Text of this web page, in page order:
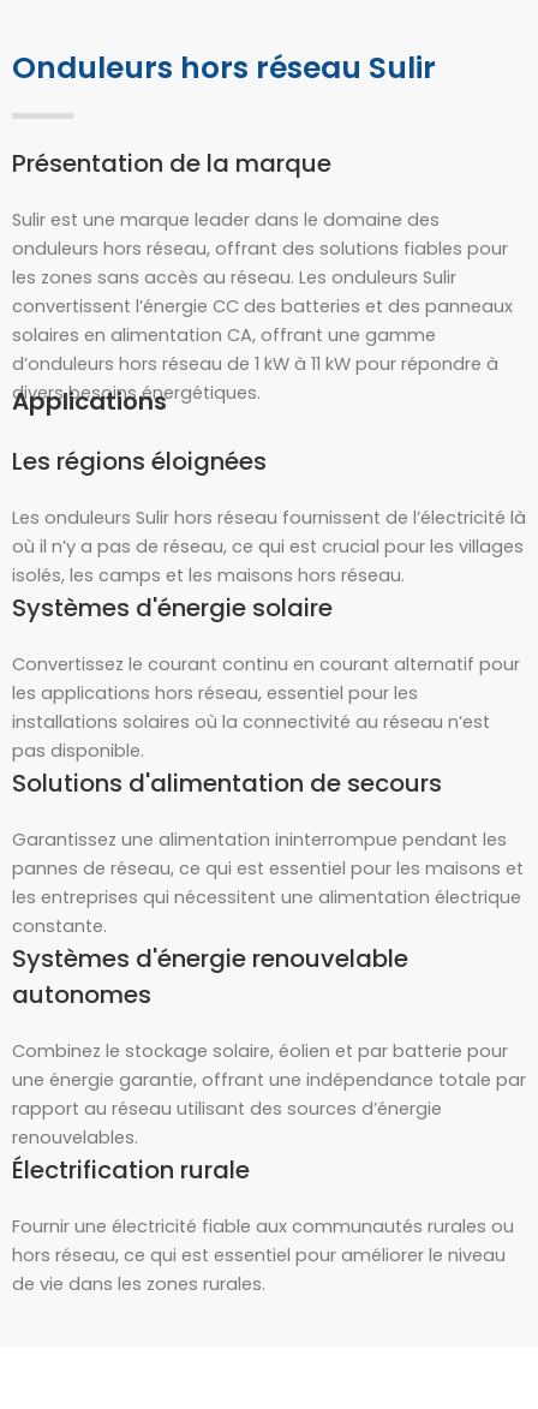
Onduleurs hors réseau Sulir
Présentation de la marque
Sulir est une marque leader dans le domaine des
onduleurs hors réseau, offrant des solutions fiables pour
les zones sans accès au réseau. Les onduleurs Sulir
convertissent l’énergie CC des batteries et des panneaux
solaires en alimentation CA, offrant une gamme
d’onduleurs hors réseau de 1 kW à 11 kW pour répondre à
divers besoins énergétiques.
Applications
Les régions éloignées
Les onduleurs Sulir hors réseau fournissent de l’électricité là
où il n’y a pas de réseau, ce qui est crucial pour les villages
isolés, les camps et les maisons hors réseau.
Systèmes d'énergie solaire
Convertissez le courant continu en courant alternatif pour
les applications hors réseau, essentiel pour les
installations solaires où la connectivité au réseau n’est
pas disponible.
Solutions d'alimentation de secours
Garantissez une alimentation ininterrompue pendant les
pannes de réseau, ce qui est essentiel pour les maisons et
les entreprises qui nécessitent une alimentation électrique
constante.
Systèmes d'énergie renouvelable
autonomes
Combinez le stockage solaire, éolien et par batterie pour
une énergie garantie, offrant une indépendance totale par
rapport au réseau utilisant des sources d’énergie
renouvelables.
Électrification rurale
Fournir une électricité fiable aux communautés rurales ou
hors réseau, ce qui est essentiel pour améliorer le niveau
de vie dans les zones rurales.